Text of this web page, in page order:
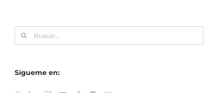
Buscar:
Sígueme en: